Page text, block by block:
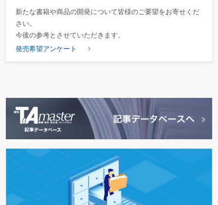
新たな書籍や商品の開発について皆様のご要望をお寄せくだ
さい。
今後の参考とさせていただきます。
発売希望アンケート